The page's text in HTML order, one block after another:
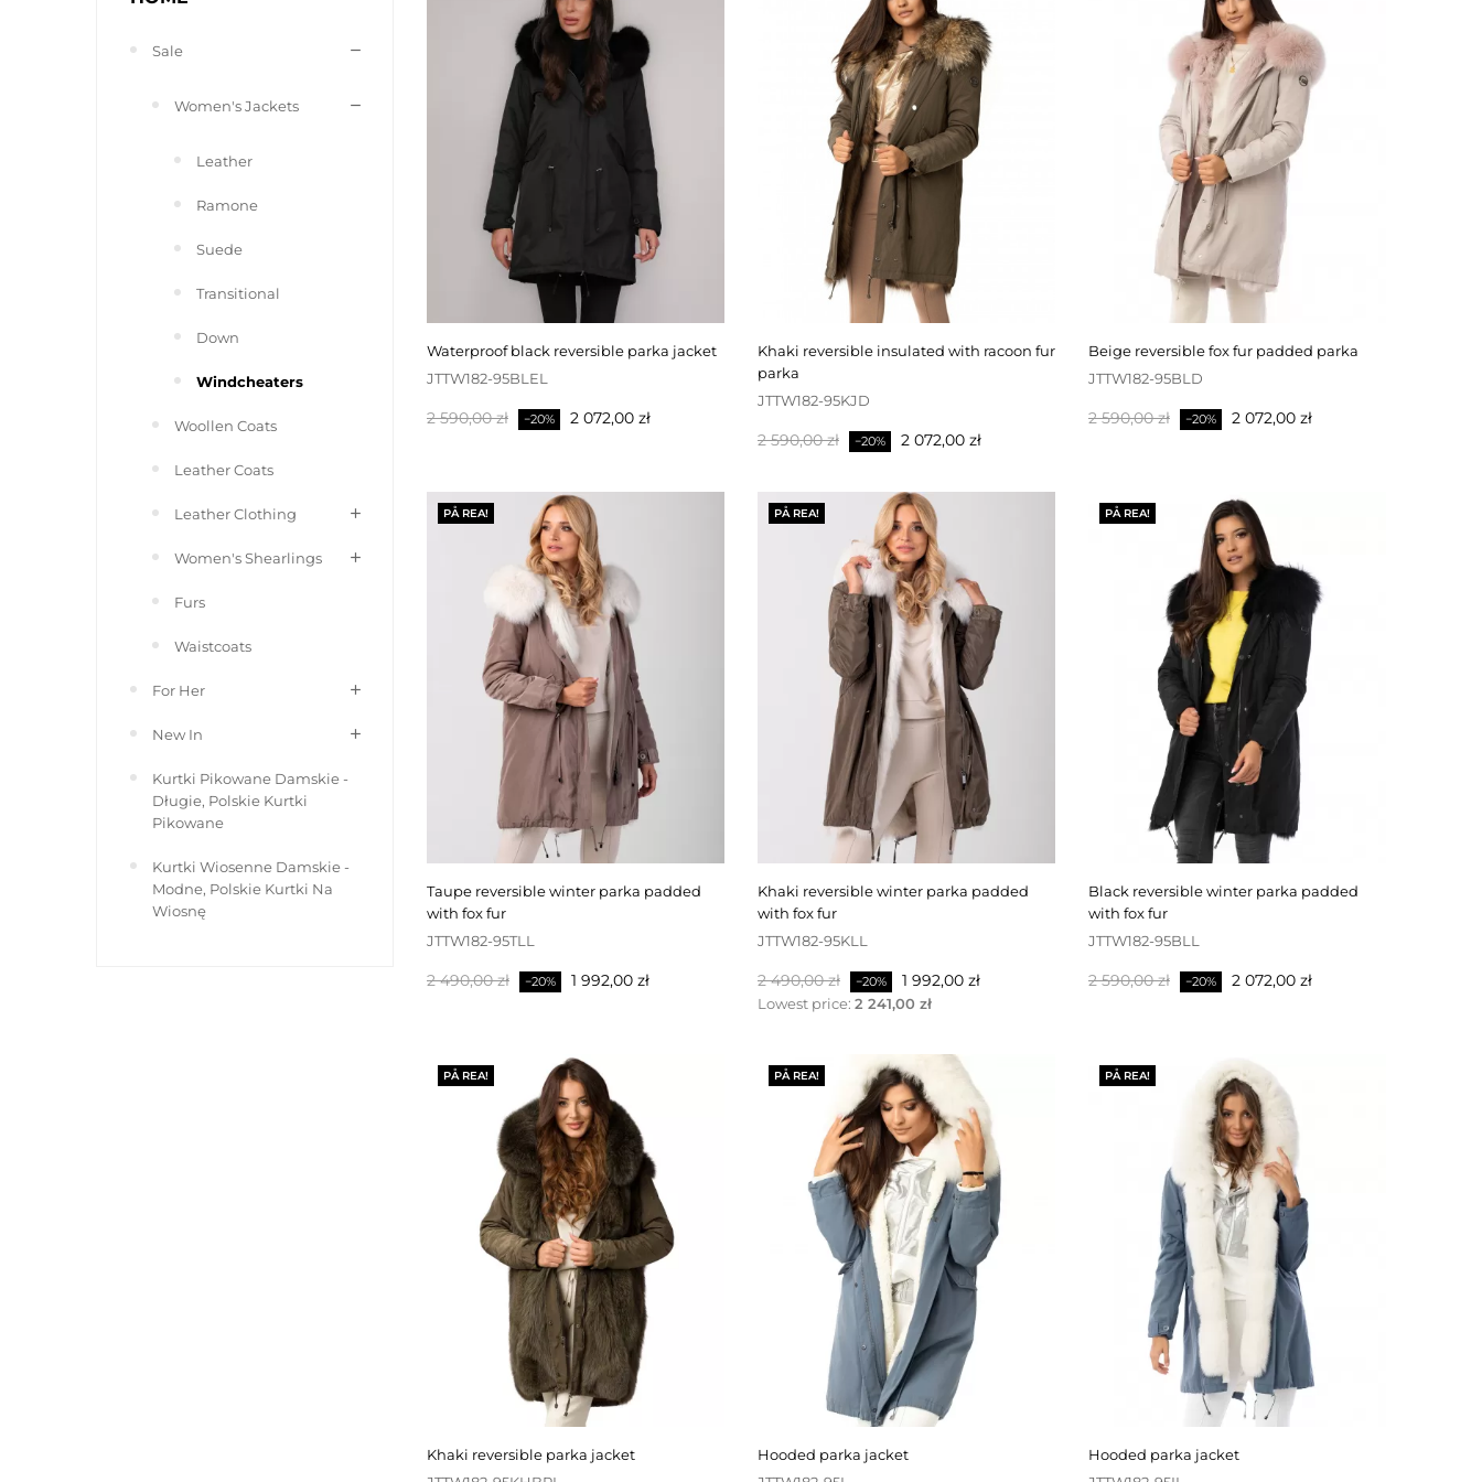
Sale
Women's Jackets
Leather
Ramone
Suede
Transitional
Down
Windcheaters
Woollen Coats
Leather Coats
Leather Clothing
Women's Shearlings
Furs
Waistcoats
For Her
New In
Kurtki Pikowane Damskie -
Długie, Polskie Kurtki
Pikowane
Kurtki Wiosenne Damskie -
Modne, Polskie Kurtki Na
Wiosnę
waterproof black reversible parka jacket
JTTW182-95BLEL
Baspris
2 590,00 zł −20% Pris
2 072,00 zł
khaki reversible insulated with racoon fur
parka
JTTW182-95KJD
Baspris
2 590,00 zł −20% Pris
2 072,00 zł
beige reversible fox fur padded parka
JTTW182-95BLD
Baspris
2 590,00 zł −20% Pris
2 072,00 zł
PÅ REA!
taupe reversible winter parka padded
with fox fur
JTTW182-95TLL
Baspris
2 490,00 zł −20% Pris
1 992,00 zł
PÅ REA!
khaki reversible winter parka padded
with fox fur
JTTW182-95KLL
Baspris
2 490,00 zł −20% Pris
1 992,00 zł
Lowest price: 2 241,00 zł
PÅ REA!
black reversible winter parka padded
with fox fur
JTTW182-95BLL
Baspris
2 590,00 zł −20% Pris
2 072,00 zł
PÅ REA!
khaki reversible parka jacket
PÅ REA!
hooded parka jacket
PÅ REA!
hooded parka jacket